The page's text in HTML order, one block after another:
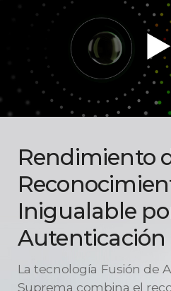
Rendimiento
Inigualable
Autenticación
La tecnología Fusión de
Suprema combina el